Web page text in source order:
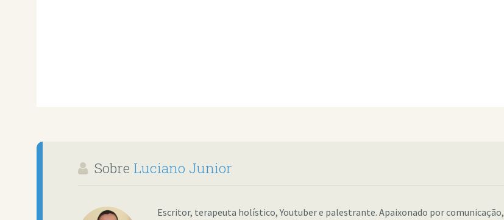
Sobre Luciano Junior
Escritor, terapeuta holístico, Youtuber e palestrante. Apaixonado por comunicação,